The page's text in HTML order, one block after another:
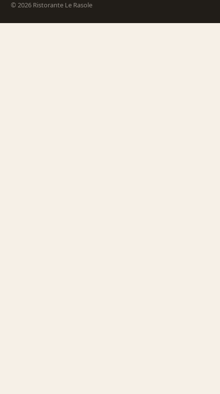
© 2026 Ristorante Le Rasole